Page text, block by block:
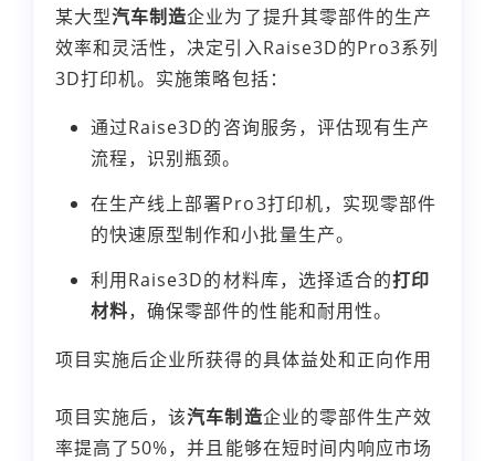
某大型汽车制造企业为了提升其零部件的生产
效率和灵活性，决定引入Raise3D的Pro3系列
3D打印机。实施策略包括：
通过Raise3D的咨询服务，评估现有生产
流程，识别瓶颈。
在生产线上部署Pro3打印机，实现零部件
的快速原型制作和小批量生产。
利用Raise3D的材料库，选择适合的打印
材料，确保零部件的性能和耐用性。
项目实施后企业所获得的具体益处和正向作用
项目实施后，该汽车制造企业的零部件生产效
率提高了50%，并且能够在短时间内响应市场